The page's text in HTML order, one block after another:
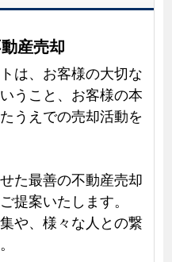
産売却
は、お客様の大切な
うこと、お客様の本
うえでの売却活動を
た最善の不動産売却
提案いたします。
や、様々な人との繋